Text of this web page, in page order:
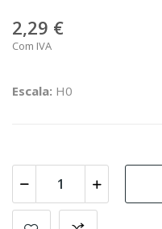
2,29 €
Com IVA
Escala: H0